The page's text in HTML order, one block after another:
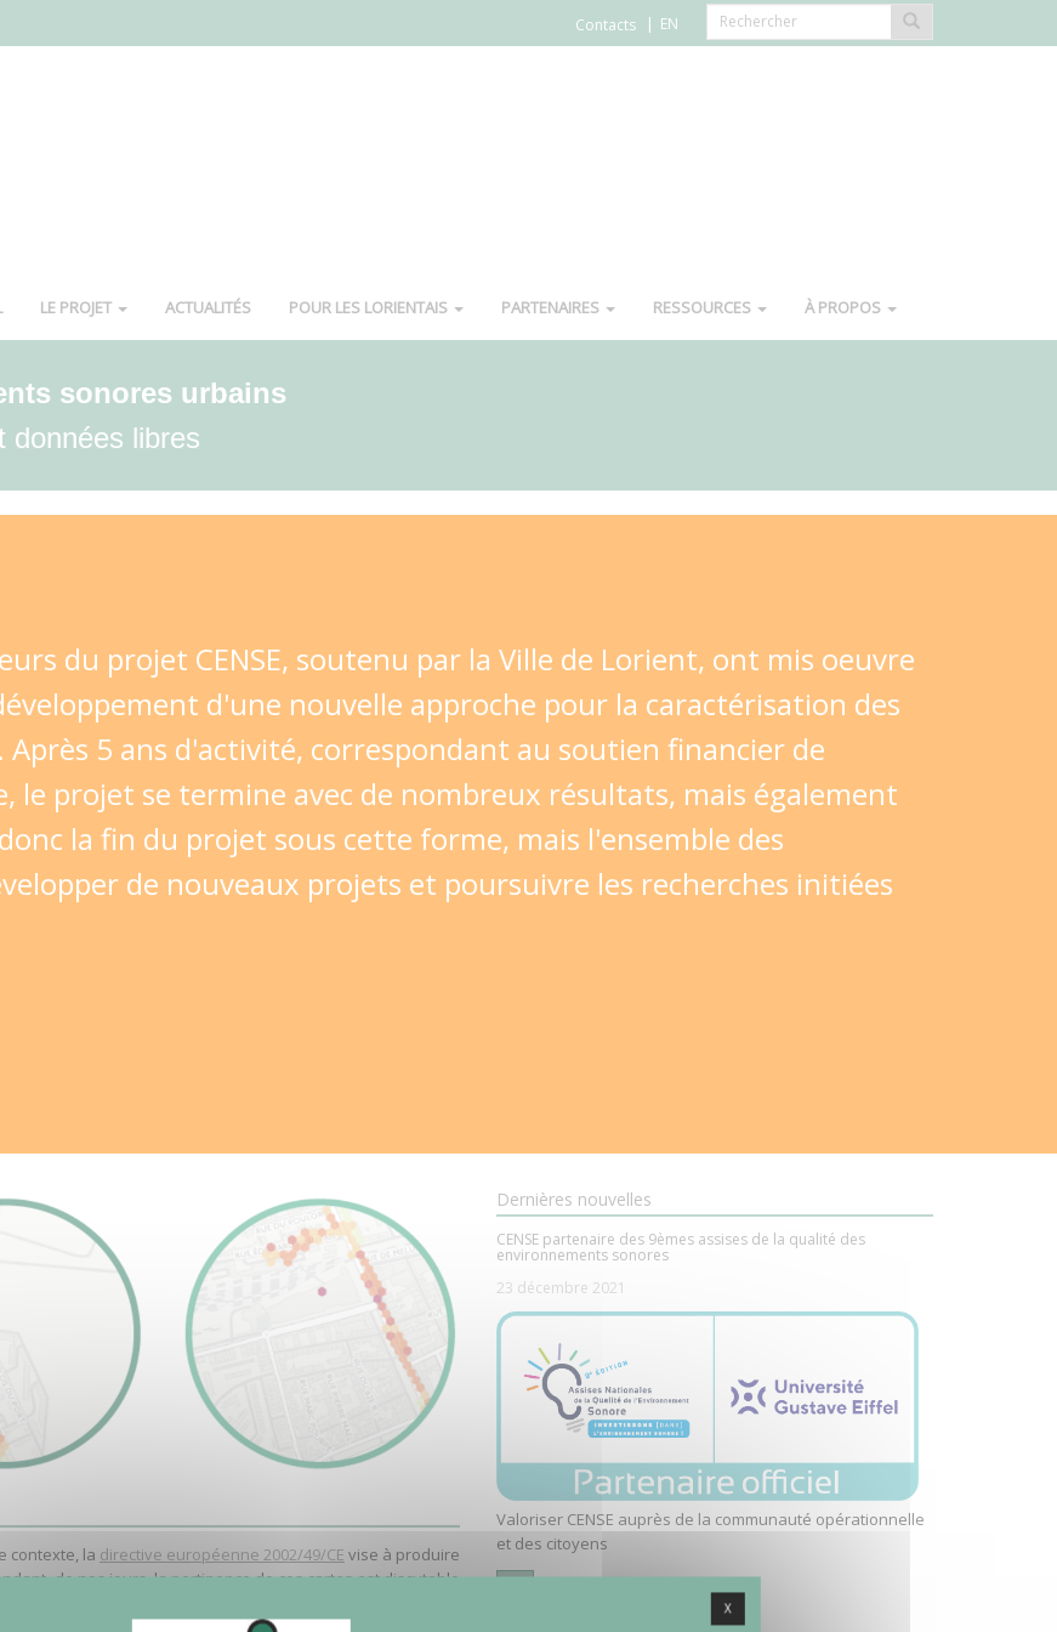
Contacts EN
LE PROJET ACTUALITÉS POUR LES LORIENTAIS PARTENAIRES RESSOURCES À PROPOS
sonores urbains
données libres
du projet CENSE, soutenu par la Ville de Lorient, ont mis oeuvre
d'une nouvelle approche pour la caractérisation des
5 ans d'activité, correspondant au soutien financier de
le projet se termine avec de nombreux résultats, mais également
la fin du projet sous cette forme, mais l'ensemble des
de nouveaux projets et poursuivre les recherches initiées
contexte, la directive européenne 2002/49/CE vise à produire
de nos jours, la pertinence de ces cartes est discutable
Inversement, le déploiement d'observatoires du bruit
mais aux dépens de détails spatiaux insuffisants et d'un
Dernières nouvelles
CENSE partenaire des 9èmes assises de la qualité des
environnements sonores
23 décembre 2021
Valoriser CENSE auprès de la communauté opérationnelle
et des citoyens
X